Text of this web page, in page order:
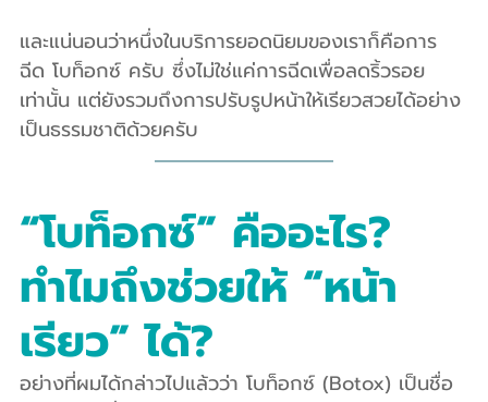
และแน่นอนว่าหนึ่งในบริการยอดนิยมของเราก็คือการ
ฉีด โบท็อกซ์ ครับ ซึ่งไม่ใช่แค่การฉีดเพื่อลดริ้วรอย
เท่านั้น แต่ยังรวมถึงการปรับรูปหน้าให้เรียวสวยได้อย่าง
เป็นธรรมชาติด้วยครับ
“โบท็อกซ์” คืออะไร?
ทำไมถึงช่วยให้ “หน้า
เรียว” ได้?
อย่างที่ผมได้กล่าวไปแล้วว่า โบท็อกซ์ (Botox) เป็นชื่อ